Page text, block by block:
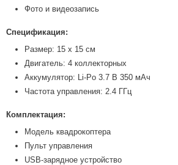
Фото и видеозапись
Спецификация:
Размер: 15 х 15 см
Двигатель: 4 коллекторных
Аккумулятор: Li-Po 3.7 В 350 мАч
Частота управления: 2.4 ГГц
Комплектация:
Модель квадрокоптера
Пульт управления
USB-зарядное устройство